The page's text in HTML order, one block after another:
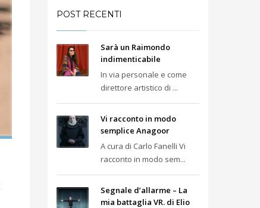
POST RECENTI
Sarà un Raimondo
indimenticabile
In via personale e come
direttore artistico di ...
Vi racconto in modo
semplice Anagoor
A cura di Carlo Fanelli Vi
racconto in modo sem...
Segnale d’allarme – La
mia battaglia VR. di Elio